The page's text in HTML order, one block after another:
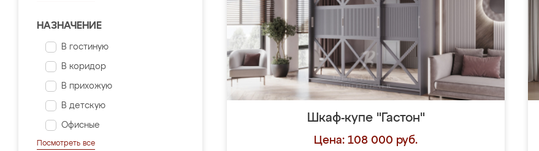
НАЗНАЧЕНИЕ
В гостиную
В коридор
В прихожую
В детскую
Офисные
Посмотреть все
Шкаф-купе "Гастон"
Цена: 108 000 руб.